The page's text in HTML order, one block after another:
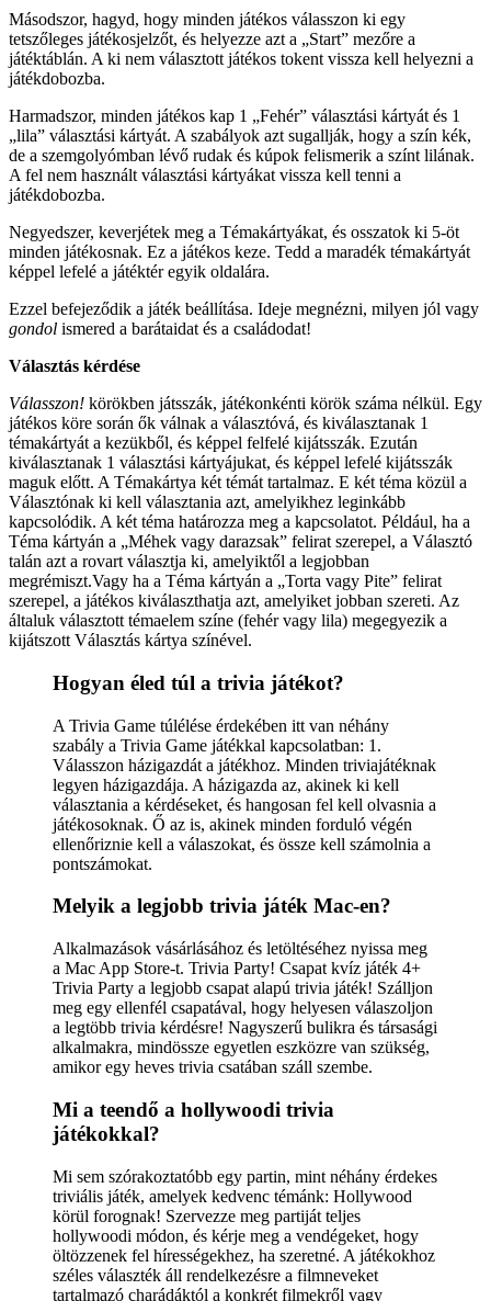
Másodszor, hagyd, hogy minden játékos válasszon ki egy
tetszőleges játékosjelzőt, és helyezze azt a „Start” mezőre a
játéktáblán. A ki nem választott játékos tokent vissza kell helyezni a
játékdobozba.
Harmadszor, minden játékos kap 1 „Fehér” választási kártyát és 1
„lila” választási kártyát. A szabályok azt sugallják, hogy a szín kék,
de a szemgolyómban lévő rudak és kúpok felismerik a színt lilának.
A fel nem használt választási kártyákat vissza kell tenni a
játékdobozba.
Negyedszer, keverjétek meg a Témakártyákat, és osszatok ki 5-öt
minden játékosnak. Ez a játékos keze. Tedd a maradék témakártyát
képpel lefelé a játéktér egyik oldalára.
Ezzel befejeződik a játék beállítása. Ideje megnézni, milyen jól vagy
gondol ismered a barátaidat és a családodat!
Választás kérdése
Válasszon! körökben játsszák, játékonkénti körök száma nélkül. Egy
játékos köre során ők válnak a választóvá, és kiválasztanak 1
témakártyát a kezükből, és képpel felfelé kijátsszák. Ezután
kiválasztanak 1 választási kártyájukat, és képpel lefelé kijátsszák
maguk előtt. A Témakártya két témát tartalmaz. E két téma közül a
Választónak ki kell választania azt, amelyikhez leginkább
kapcsolódik. A két téma határozza meg a kapcsolatot. Például, ha a
Téma kártyán a „Méhek vagy darazsak” felirat szerepel, a Választó
talán azt a rovart választja ki, amelyiktől a legjobban
megrémiszt.Vagy ha a Téma kártyán a „Torta vagy Pite” felirat
szerepel, a játékos kiválaszthatja azt, amelyiket jobban szereti. Az
általuk választott témaelem színe (fehér vagy lila) megegyezik a
kijátszott Választás kártya színével.
Hogyan éled túl a trivia játékot?
A Trivia Game túlélése érdekében itt van néhány
szabály a Trivia Game játékkal kapcsolatban: 1.
Válasszon házigazdát a játékhoz. Minden triviajátéknak
legyen házigazdája. A házigazda az, akinek ki kell
választania a kérdéseket, és hangosan fel kell olvasnia a
játékosoknak. Ő az is, akinek minden forduló végén
ellenőriznie kell a válaszokat, és össze kell számolnia a
pontszámokat.
Melyik a legjobb trivia játék Mac-en?
Alkalmazások vásárlásához és letöltéséhez nyissa meg
a Mac App Store-t. Trivia Party! Csapat kvíz játék 4+
Trivia Party a legjobb csapat alapú trivia játék! Szálljon
meg egy ellenfél csapatával, hogy helyesen válaszoljon
a legtöbb trivia kérdésre! Nagyszerű bulikra és társasági
alkalmakra, mindössze egyetlen eszközre van szükség,
amikor egy heves trivia csatában száll szembe.
Mi a teendő a hollywoodi trivia
játékokkal?
Mi sem szórakoztatóbb egy partin, mint néhány érdekes
triviális játék, amelyek kedvenc témánk: Hollywood
körül forognak! Szervezze meg partiját teljes
hollywoodi módon, és kérje meg a vendégeket, hogy
öltözzenek fel hírességekhez, ha szeretné. A játékokhoz
széles választék áll rendelkezésre a filmneveket
tartalmazó charádáktól a konkrét filmekről vagy